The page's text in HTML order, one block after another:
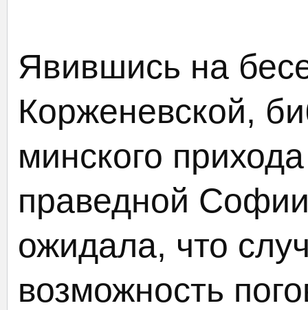
Явившись на
Корженевской,
минского
праведной
ожидала, что
возможность